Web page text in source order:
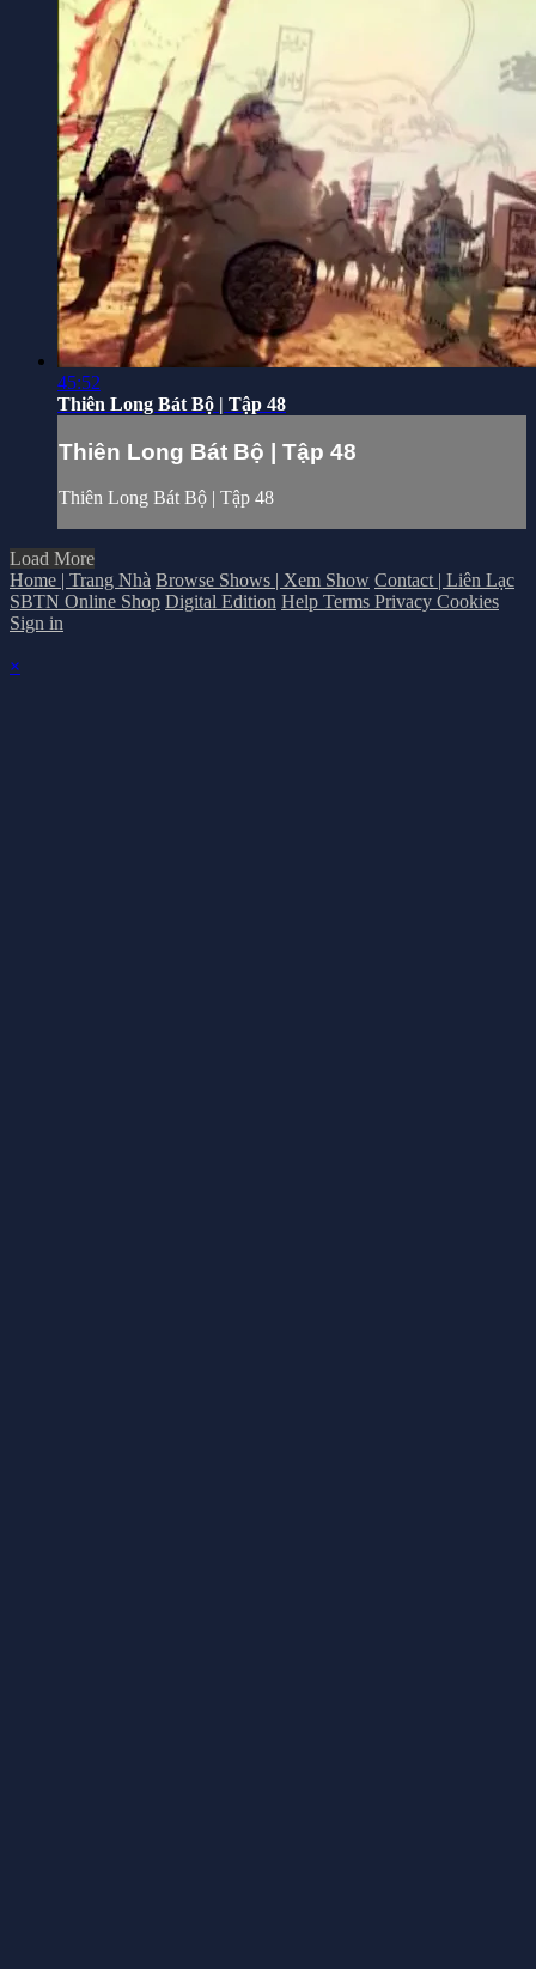
45:52
Thiên Long Bát Bộ | Tập 48
Thiên Long Bát Bộ | Tập 48
Thiên Long Bát Bộ | Tập 48
Load More
Home | Trang Nhà Browse Shows | Xem Show Contact | Liên Lạc
SBTN Online Shop Digital Edition Help Terms Privacy Cookies
Sign in
×